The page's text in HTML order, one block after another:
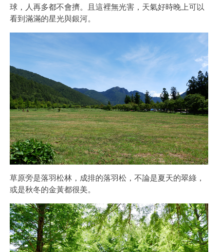
球，人再多都不會擠。且這裡無光害，天氣好時晚上可以
看到滿滿的星光與銀河。
草原旁是落羽松林，成排的落羽松，不論是夏天的翠綠，
或是秋冬的金黃都很美。